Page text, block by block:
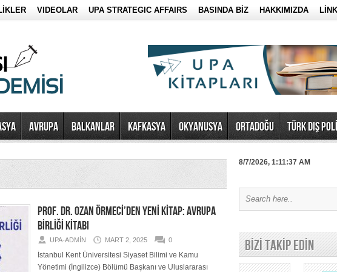
VIDEOLAR UPA STRATEGIC AFFAIRS BASINDA BİZ HAKKIMIZDA
AVRUPA BALKANLAR KAFKASYA OKYANUSYA ORTADOĞU TÜRK DIŞ
PROF. DR. OZAN ÖRMECİ’DEN YENİ KİTAP: AVRUPA
BİRLİĞİ KİTABI
UPA-ADMIN MART 2, 2025 0
İstanbul Kent Üniversitesi Siyaset Bilimi ve Kamu
Yönetimi (İngilizce) Bölümü Başkanı ve Uluslararası
8/7/2026, 1:11:37 AM
BİZİ TAKİP EDİN